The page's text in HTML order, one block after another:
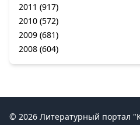
2011 (917)
2010 (572)
2009 (681)
2008 (604)
© 2026 Литературный портал